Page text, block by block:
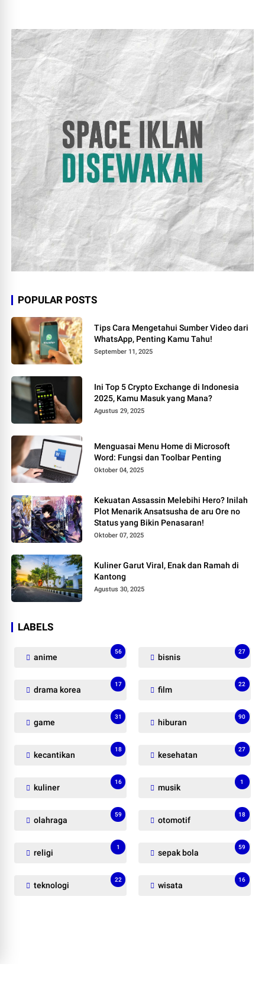
POPULAR POSTS
Tips Cara Mengetahui Sumber Video dari
WhatsApp, Penting Kamu Tahu!
September 11, 2025
Ini Top 5 Crypto Exchange di Indonesia
2025, Kamu Masuk yang Mana?
Agustus 29, 2025
Menguasai Menu Home di Microsoft
Word: Fungsi dan Toolbar Penting
Oktober 04, 2025
Kekuatan Assassin Melebihi Hero? Inilah
Plot Menarik Ansatsusha de aru Ore no
Status yang Bikin Penasaran!
Oktober 07, 2025
Kuliner Garut Viral, Enak dan Ramah di
Kantong
Agustus 30, 2025
LABELS
anime
56
bisnis
27
drama korea
17
film
22
game
31
hiburan
90
kecantikan
18
kesehatan
27
kuliner
16
musik
1
olahraga
59
otomotif
18
religi
1
sepak bola
59
teknologi
22
wisata
16